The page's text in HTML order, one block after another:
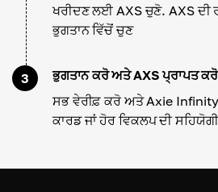
ਖਰੀਦਣ ਲਈ AXS ਚੁਣੋ. AXS
ਭੁਗਤਾਨ ਵਿੱਚੋਂ ਚੁਣ
3
ਭੁਗਤਾਨ ਕਰੋ ਅਤੇ AXS ਪ੍ਰਾਪਤ ਕਰੋ
ਸਭ ਵੇਰੀਫ਼ ਕਰੋ ਅਤੇ Axie Infinity
ਕਾਰਡ ਜਾਂ ਹੋਰ ਵਿਕਲਪ ਦੀ